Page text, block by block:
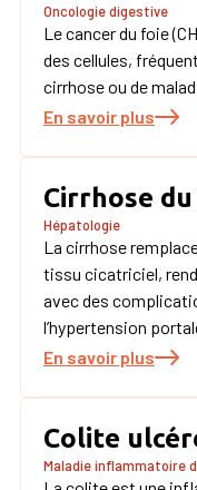
Oncologie digestive
Le cancer du foie
des cellules,
cirrhose ou de
En savoir plus
Cirrhose
Hépatologie
La cirrhose
tissu cicatriciel,
avec des
l’hypertension
En savoir plus
Colite
Maladie inflammatoire